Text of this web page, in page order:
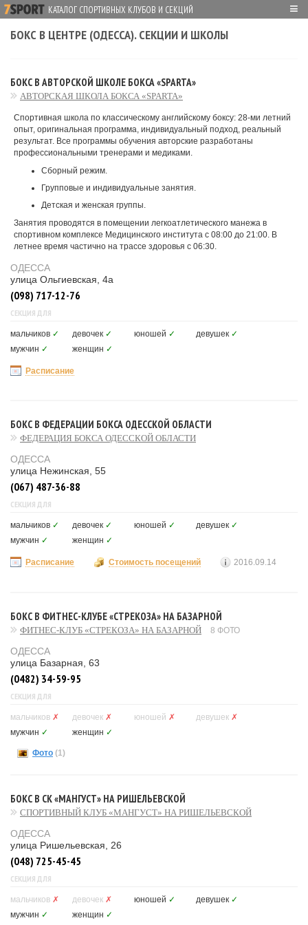
КАТАЛОГ СПОРТИВНЫХ КЛУБОВ И СЕКЦИЙ ≡
БОКС В ЦЕНТРЕ (ОДЕССА). СЕКЦИИ И ШКОЛЫ
БОКС В АВТОРСКОЙ ШКОЛЕ БОКСА «SPARTA»
АВТОРСКАЯ ШКОЛА БОКСА «SPARTA»
Спортивная школа по классическому английскому боксу: 28-ми летний
опыт, оригинальная программа, индивидуальный подход, реальный
результат. Все программы обучения авторские разработаны
профессиональными тренерами и медиками.
Сборный режим.
Групповые и индивидуальные занятия.
Детская и женская группы.
Занятия проводятся в помещении легкоатлетического манежа в
спортивном комплексе Медицинского института с 08:00 до 21:00. В
летнее время частично на трассе здоровья с 06:30.
ОДЕССА
улица Ольгиевская, 4а
(098) 717-12-76
СЕКЦИЯ ДЛЯ
мальчиков ✓ девочек ✓ юношей ✓ девушек ✓
мужчин ✓ женщин ✓
Расписание
БОКС В ФЕДЕРАЦИИ БОКСА ОДЕССКОЙ ОБЛАСТИ
ФЕДЕРАЦИЯ БОКСА ОДЕССКОЙ ОБЛАСТИ
ОДЕССА
улица Нежинская, 55
(067) 487-36-88
СЕКЦИЯ ДЛЯ
мальчиков ✓ девочек ✓ юношей ✓ девушек ✓
мужчин ✓ женщин ✓
Расписание Стоимость посещений 2016.09.14
БОКС В ФИТНЕС-КЛУБЕ «СТРЕКОЗА» НА БАЗАРНОЙ
ФИТНЕС-КЛУБ «СТРЕКОЗА» НА БАЗАРНОЙ 8 ФОТО
ОДЕССА
улица Базарная, 63
(0482) 34-59-95
СЕКЦИЯ ДЛЯ
мальчиков ✗ девочек ✗ юношей ✗ девушек ✗
мужчин ✓ женщин ✓
Фото (1)
БОКС В СК «МАНГУСТ» НА РИШЕЛЬЕВСКОЙ
СПОРТИВНЫЙ КЛУБ «МАНГУСТ» НА РИШЕЛЬЕВСКОЙ
ОДЕССА
улица Ришельевская, 26
(048) 725-45-45
СЕКЦИЯ ДЛЯ
мальчиков ✗ девочек ✗ юношей ✓ девушек ✓
мужчин ✓ женщин ✓